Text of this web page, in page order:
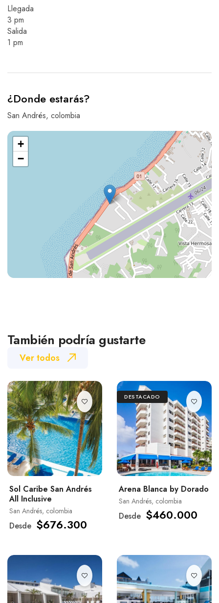
Llegada
3 pm
Salida
1 pm
¿Donde estarás?
San Andrés, colombia
+
−
También podría gustarte
Ver todos
Sol Caribe San Andrés
All Inclusive
San Andrés, colombia
Desde $676.300
DESTACADO
Arena Blanca by Dorado
San Andrés, colombia
Desde $460.000